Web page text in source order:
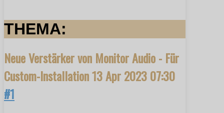
THEMA:
Neue Verstärker von Monitor Audio - Für
Custom-Installation13 Apr 2023 07:30
#1